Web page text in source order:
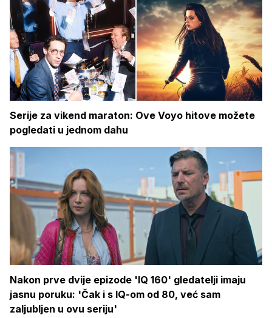
Serije za vikend maraton: Ove Voyo hitove možete
pogledati u jednom dahu
Nakon prve dvije epizode 'IQ 160' gledatelji imaju
jasnu poruku: 'Čak i s IQ-om od 80, već sam
zaljubljen u ovu seriju'